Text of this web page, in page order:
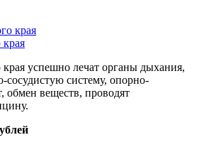
успешно лечат органы дыхания,
сосудистую систему, опорно-
обмен веществ, проводят